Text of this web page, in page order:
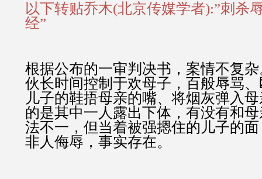
以下转贴乔木(北京传媒学者):”刺杀
经”
根据公布的一审判决书，案情不复
伙长时间控制于欢母子，百般辱骂
儿子的鞋捂母亲的嘴、将烟灰弹入
的是其中一人露出下体，有没有和
法不一，但当着被强摁住的儿子的
非人侮辱，事实存在。